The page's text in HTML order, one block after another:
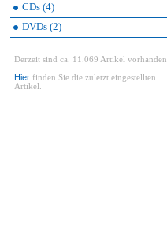
CDs (4)
DVDs (2)
Derzeit sind ca. 11.069 Artikel vorhanden.
Hier finden Sie die zuletzt eingestellten
Artikel.